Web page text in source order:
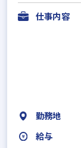
仕事内容
勤務地
給与